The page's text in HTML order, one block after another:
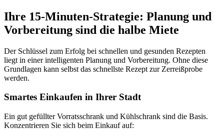
Ihre 15-Minuten-Strategie: Planung und
Vorbereitung sind die halbe Miete
Der Schlüssel zum Erfolg bei schnellen und gesunden Rezepten
liegt in einer intelligenten Planung und Vorbereitung. Ohne diese
Grundlagen kann selbst das schnellste Rezept zur Zerreißprobe
werden.
Smartes Einkaufen in Ihrer Stadt
Ein gut gefüllter Vorratsschrank und Kühlschrank sind die Basis.
Konzentrieren Sie sich beim Einkauf auf: